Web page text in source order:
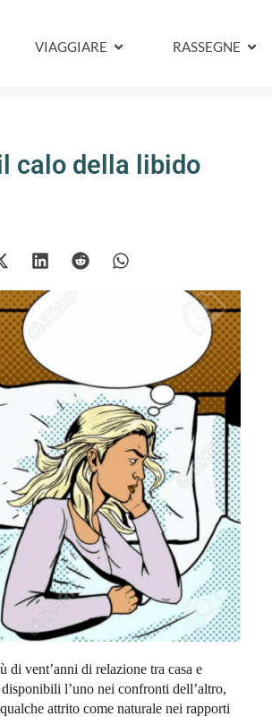
VIAGGIARE RASSEGNE
calo della libido
di vent’anni di relazione tra casa e
l’uno nei confronti dell’altro,
attrito come naturale nei rapporti